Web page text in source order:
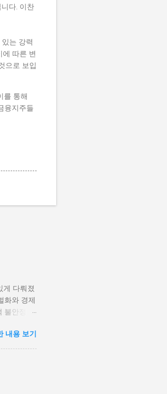
다. 이찬
는 강력
에 따른 변
으로 보입
를 통해
융지주들
게 다뤄졌
화와 경제
불안정성
이 증가한
거나 반정
던 예가
가 공정
내용 보기